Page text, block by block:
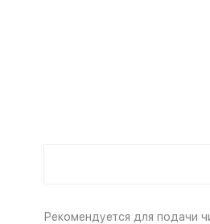
Рекомендуется для подачи